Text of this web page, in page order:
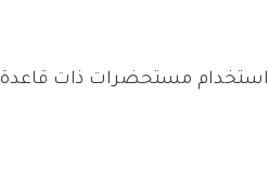
مستحضرات ذات قاعدة